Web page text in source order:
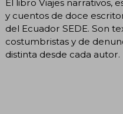
El libro Viajes narrativos,
y cuentos de doce
del Ecuador SEDE. Son
costumbristas y de
distinta desde cada autor.